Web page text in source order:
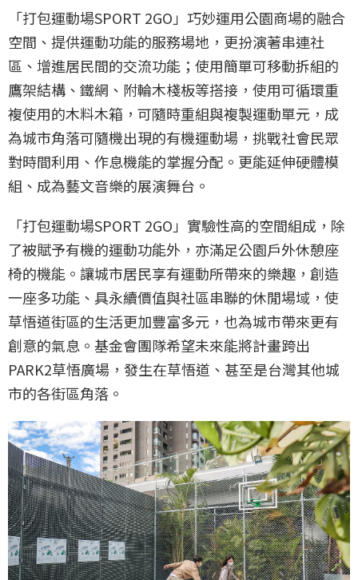
「打包運動場SPORT 2GO」巧妙運用公園商場的融合
空間、提供運動功能的服務場地，更扮演著串連社
區、增進居民間的交流功能；使用簡單可移動拆組的
鷹架結構、鐵網、附輪木棧板等搭接，使用可循環重
複使用的木料木箱，可隨時重組與複製運動單元，成
為城市角落可隨機出現的有機運動場，挑戰社會民眾
對時間利用、作息機能的掌握分配。更能延伸硬體模
組、成為藝文音樂的展演舞台。
「打包運動場SPORT 2GO」實驗性高的空間組成，除
了被賦予有機的運動功能外，亦滿足公園戶外休憩座
椅的機能。讓城市居民享有運動所帶來的樂趣，創造
一座多功能、具永續價值與社區串聯的休閒場域，使
草悟道街區的生活更加豐富多元，也為城市帶來更有
創意的氣息。基金會團隊希望未來能將計畫跨出
PARK2草悟廣場，發生在草悟道、甚至是台灣其他城
市的各街區角落。